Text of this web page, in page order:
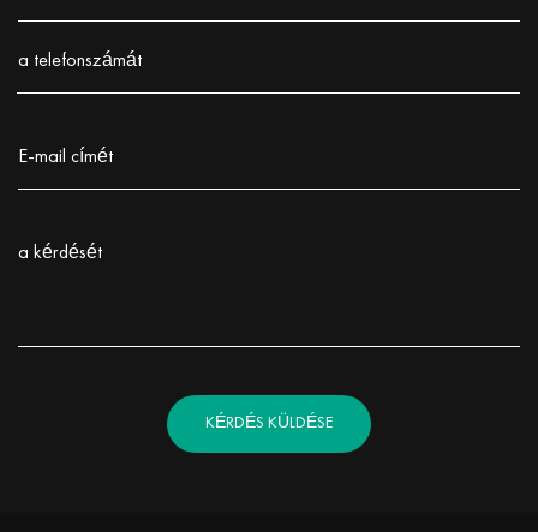
a telefonszámát
E-mail címét
a kérdését
KÉRDÉS KÜLDÉSE